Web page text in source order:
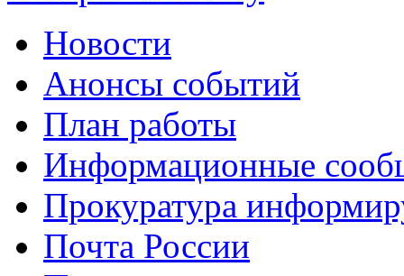
Новости
Анонсы событий
План работы
Информационные
Прокуратура
Почта России